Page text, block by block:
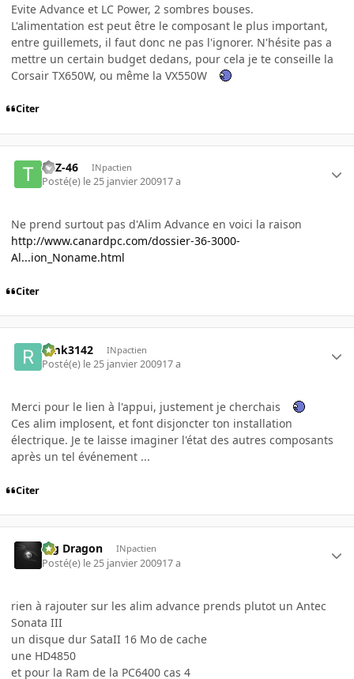
Evite Advance et LC Power, 2 sombres bouses.
L'alimentation est peut être le composant le plus important,
entre guillemets, il faut donc ne pas l'ignorer. N'hésite pas a
mettre un certain budget dedans, pour cela je te conseille la
Corsair TX650W, ou même la VX550W
Citer
TAZ-46 INpactien
Posté(e) le 25 janvier 200917 a
Ne prend surtout pas d'Alim Advance en voici la raison
http://www.canardpc.com/dossier-36-3000-
Al...ion_Noname.html
Citer
rimk3142 INpactien
Posté(e) le 25 janvier 200917 a
Merci pour le lien à l'appui, justement je cherchais
Ces alim implosent, et font disjoncter ton installation
électrique. Je te laisse imaginer l'état des autres composants
après un tel événement ...
Citer
Big Dragon INpactien
Posté(e) le 25 janvier 200917 a
rien à rajouter sur les alim advance prends plutot un Antec
Sonata III
un disque dur SataII 16 Mo de cache
une HD4850
et pour la Ram de la PC6400 cas 4